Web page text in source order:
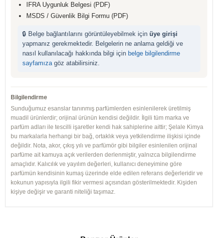
IFRA Uygunluk Belgesi (PDF)
MSDS / Güvenlik Bilgi Formu (PDF)
🔒 Belge bağlantılarını görüntüleyebilmek için üye girişi
yapmanız gerekmektedir. Belgelerin ne anlama geldiği ve
nasıl kullanılacağı hakkında bilgi için belge bilgilendirme
sayfamıza göz atabilirsiniz.
Bilgilendirme
Sunduğumuz esanslar tanınmış parfümlerden esinlenilerek üretilmiş
muadil ürünlerdir; orijinal ürünün kendisi değildir. İlgili tüm marka ve
parfüm adları ile tescilli işaretler kendi hak sahiplerine aittir; Şelale Kimya
bu markalarla herhangi bir bağ, ortaklık veya yetkilendirme ilişkisi içinde
değildir. Nota, akor, çıkış yılı ve parfümör gibi bilgiler esinlenilen orijinal
parfüme ait kamuya açık verilerden derlenmiştir, yalnızca bilgilendirme
amaçlıdır. Kalıcılık ve yayılım değerleri, kullanıcı deneyimine göre
parfümün kendisinin kumaş üzerinde elde edilen referans değerleridir ve
kokunun yapısıyla ilgili fikir vermesi açısından gösterilmektedir. Kişiden
kişiye değişir ve garanti niteliği taşımaz.